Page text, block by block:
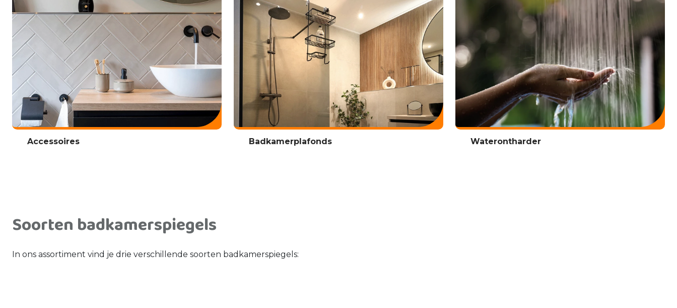
Accessoires Badkamerplafonds Waterontharder
Soorten badkamerspiegels
In ons assortiment vind je drie verschillende soorten badkamerspiegels: